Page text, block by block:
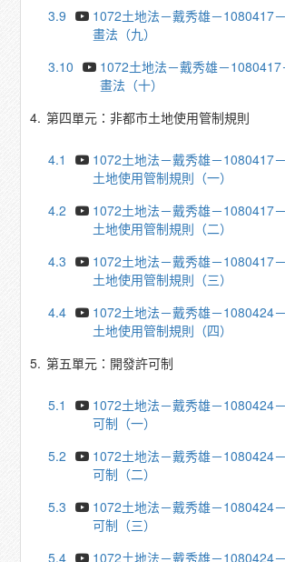
3.9
1072土地法－戴秀雄－1080417
畫法（九）
3.10
1072土地法－戴秀雄－
畫法（十）
4. 第四單元：非都市土地使用管制規則
4.1
1072土地法－戴秀雄－1080417
土地使用管制規則（一）
4.2
1072土地法－戴秀雄－1080417
土地使用管制規則（二）
4.3
1072土地法－戴秀雄－1080417
土地使用管制規則（三）
4.4
1072土地法－戴秀雄－1080424
土地使用管制規則（四）
5. 第五單元：開發許可制
5.1
1072土地法－戴秀雄－1080424
可制（一）
5.2
1072土地法－戴秀雄－1080424
可制（二）
5.3
1072土地法－戴秀雄－1080424
可制（三）
5.4
1072土地法－戴秀雄－1080424